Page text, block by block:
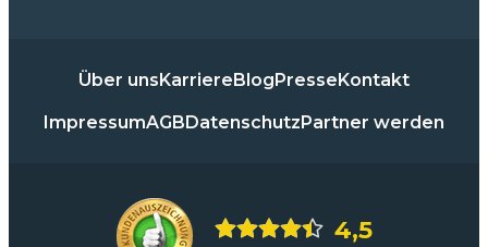
Über unsKarriereBlogPresseKontakt
ImpressumAGBDatenschutzPartner werden
4,5